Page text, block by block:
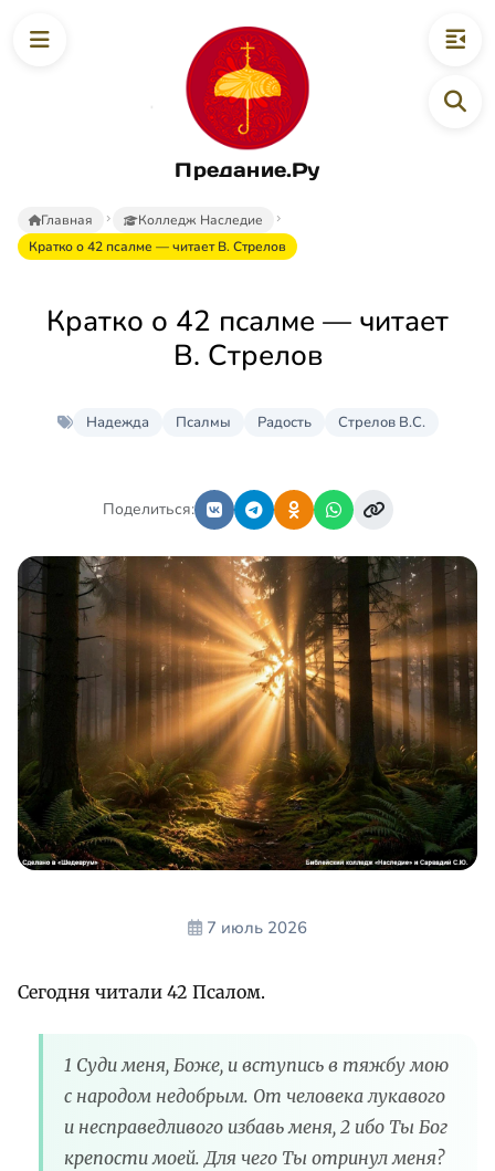
Предание.Ру
Главная
Колледж Наследие
Кратко о 42 псалме — читает В. Стрелов
Кратко о 42 псалме — читает
В. Стрелов
Надежда Псалмы Радость Стрелов В.С.
Поделиться:
7 июль 2026
Сегодня читали 42 Псалом.
1 Суди меня, Боже, и вступись в тяжбу мою
с народом недобрым. От человека лукавого
и несправедливого избавь меня, 2 ибо Ты Бог
крепости моей. Для чего Ты отринул меня?